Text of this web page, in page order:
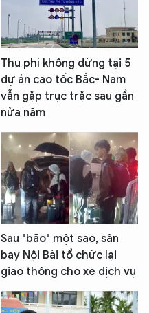
Thu phí không dừng tại 5
dự án cao tốc Bắc- Nam
vẫn gặp trục trặc sau gần
nửa năm
Sau "bão" một sao, sân
bay Nội Bài tổ chức lại
giao thông cho xe dịch vụ